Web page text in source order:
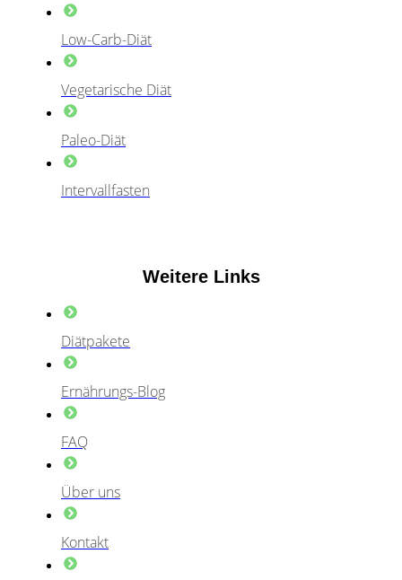
Low-Carb-Diät
Vegetarische Diät
Paleo-Diät
Intervallfasten
Weitere Links
Diätpakete
Ernährungs-Blog
FAQ
Über uns
Kontakt